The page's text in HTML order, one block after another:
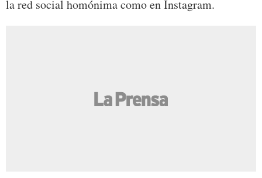
la red social homónima como en Instagram.